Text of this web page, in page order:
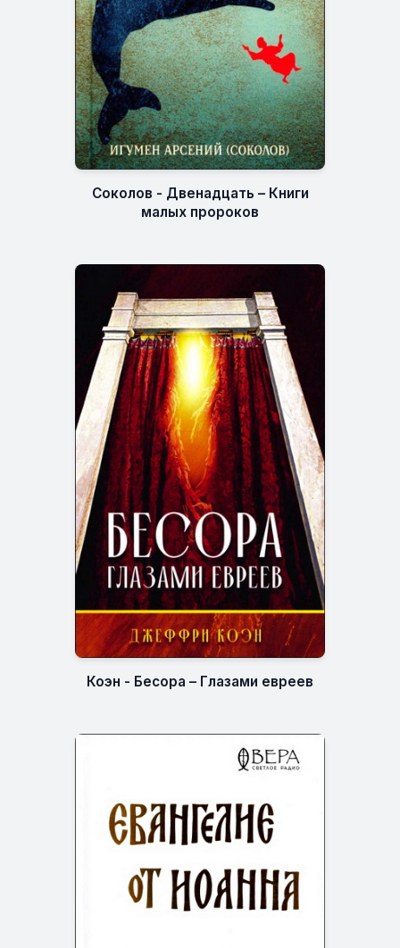
Соколов - Двенадцать – Книги
малых пророков
Коэн - Бесора – Глазами евреев